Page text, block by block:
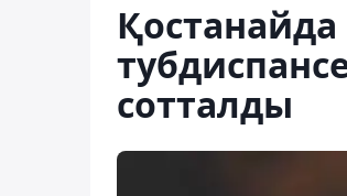
Қостанайда
сотталды